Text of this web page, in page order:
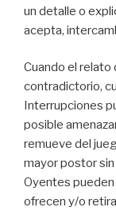
un detalle o
acepta,
Cuando el relato
contradictorio,
Interrupciones
posible
remueve del
mayor postor
Oyentes
ofrecen y/o